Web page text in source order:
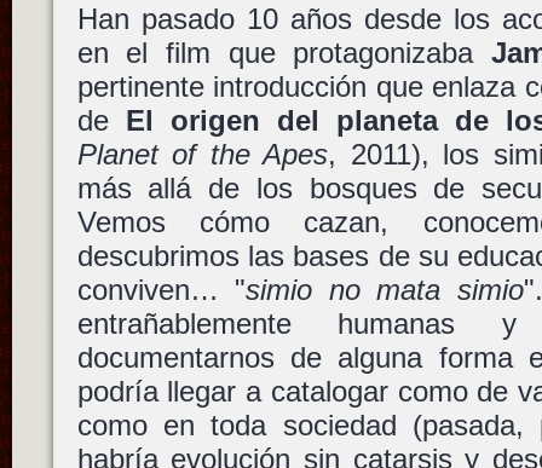
Han pasado 10 años desde los
en el film que protagonizaba
pertinente introducción que enlaza
de El origen del planeta de
Planet of the Apes, 2011), los
más allá de los bosques de
Vemos cómo cazan,
descubrimos las bases de su
conviven… "simio no mata simio
entrañablemente
documentarnos de alguna forma
podría llegar a catalogar como de
como en toda sociedad
habría evolución sin catarsis y